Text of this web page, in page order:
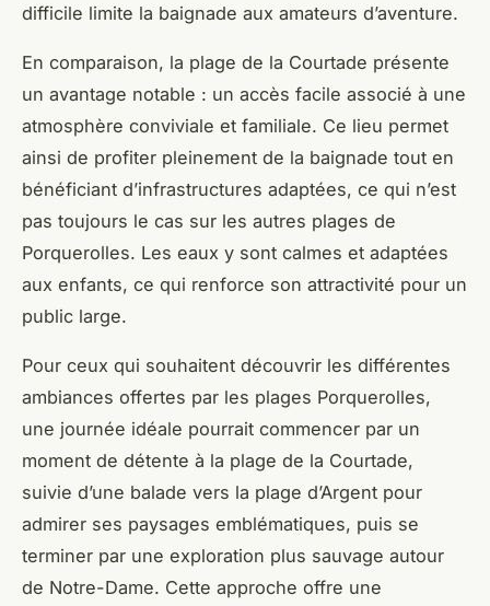
difficile limite la baignade aux amateurs d’aventure.
En comparaison, la plage de la Courtade présente
un avantage notable : un accès facile associé à une
atmosphère conviviale et familiale. Ce lieu permet
ainsi de profiter pleinement de la baignade tout en
bénéficiant d’infrastructures adaptées, ce qui n’est
pas toujours le cas sur les autres plages de
Porquerolles. Les eaux y sont calmes et adaptées
aux enfants, ce qui renforce son attractivité pour un
public large.
Pour ceux qui souhaitent découvrir les différentes
ambiances offertes par les plages Porquerolles,
une journée idéale pourrait commencer par un
moment de détente à la plage de la Courtade,
suivie d’une balade vers la plage d’Argent pour
admirer ses paysages emblématiques, puis se
terminer par une exploration plus sauvage autour
de Notre-Dame. Cette approche offre une